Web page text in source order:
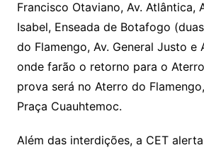
Francisco Otaviano, Av. Atlântica,
Isabel, Enseada de Botafogo
do Flamengo, Av. General Justo e
onde farão o retorno para o
prova será no Aterro do
Praça Cuauhtemoc.
Além das interdições, a CET